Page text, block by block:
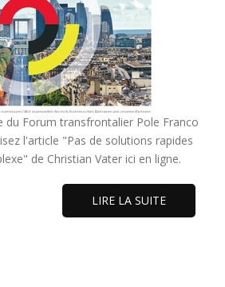
du Forum transfrontalier Pole Franco
l'article "Pas de solutions rapides
de Christian Vater ici en ligne.
LIRE LA SUITE